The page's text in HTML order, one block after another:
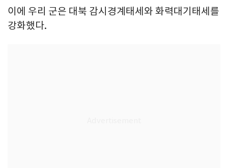
이에 우리 군은 대북 감시경계태세와 화력대기태세를
강화했다.